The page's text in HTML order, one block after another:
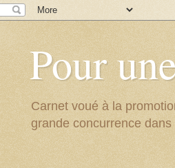
Pour
Carnet voué à la
grande concurrence